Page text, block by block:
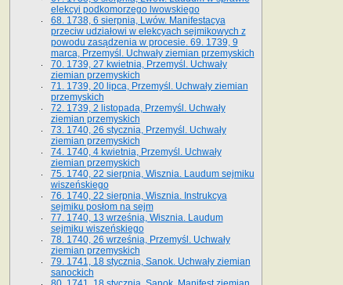
elekcyi podkomorzego lwowskiego
68. 1738, 6 sierpnia, Lwów. Manifestacya
przeciw udziałowi w elekcyach sejmikowych z
powodu zasądzenia w procesie. 69. 1739, 9
marca, Przemyśl. Uchwały ziemian przemyskich
70. 1739, 27 kwietnia, Przemyśl. Uchwały
ziemian przemyskich
71. 1739, 20 lipca, Przemyśl. Uchwały ziemian
przemyskich
72. 1739, 2 listopada, Przemyśl. Uchwały
ziemian przemyskich
73. 1740, 26 stycznia, Przemyśl. Uchwały
ziemian przemyskich
74. 1740, 4 kwietnia, Przemyśl. Uchwały
ziemian przemyskich
75. 1740, 22 sierpnia, Wisznia. Laudum sejmiku
wiszeńskiego
76. 1740, 22 sierpnia, Wisznia. Instrukcya
sejmiku posłom na sejm
77. 1740, 13 września, Wisznia. Laudum
sejmiku wiszeńskiego
78. 1740, 26 września, Przemyśl. Uchwały
ziemian przemyskich
79. 1741, 18 stycznia, Sanok. Uchwały ziemian
sanockich